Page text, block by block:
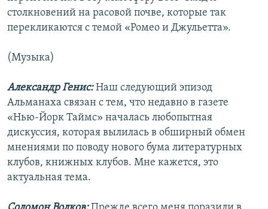
столкновений на расовой почве, которые так
перекликаются с темой «Ромео и Джульетта».
(Музыка)
Александр Генис:Наш следующий эпизод
Альманаха связан с тем, что недавно в газете
«Нью-Йорк Таймс» началась любопытная
дискуссия, которая вылилась в обширный обмен
мнениями по поводу нового бума литературных
клубов, книжных клубов. Мне кажется, это
актуальная тема.